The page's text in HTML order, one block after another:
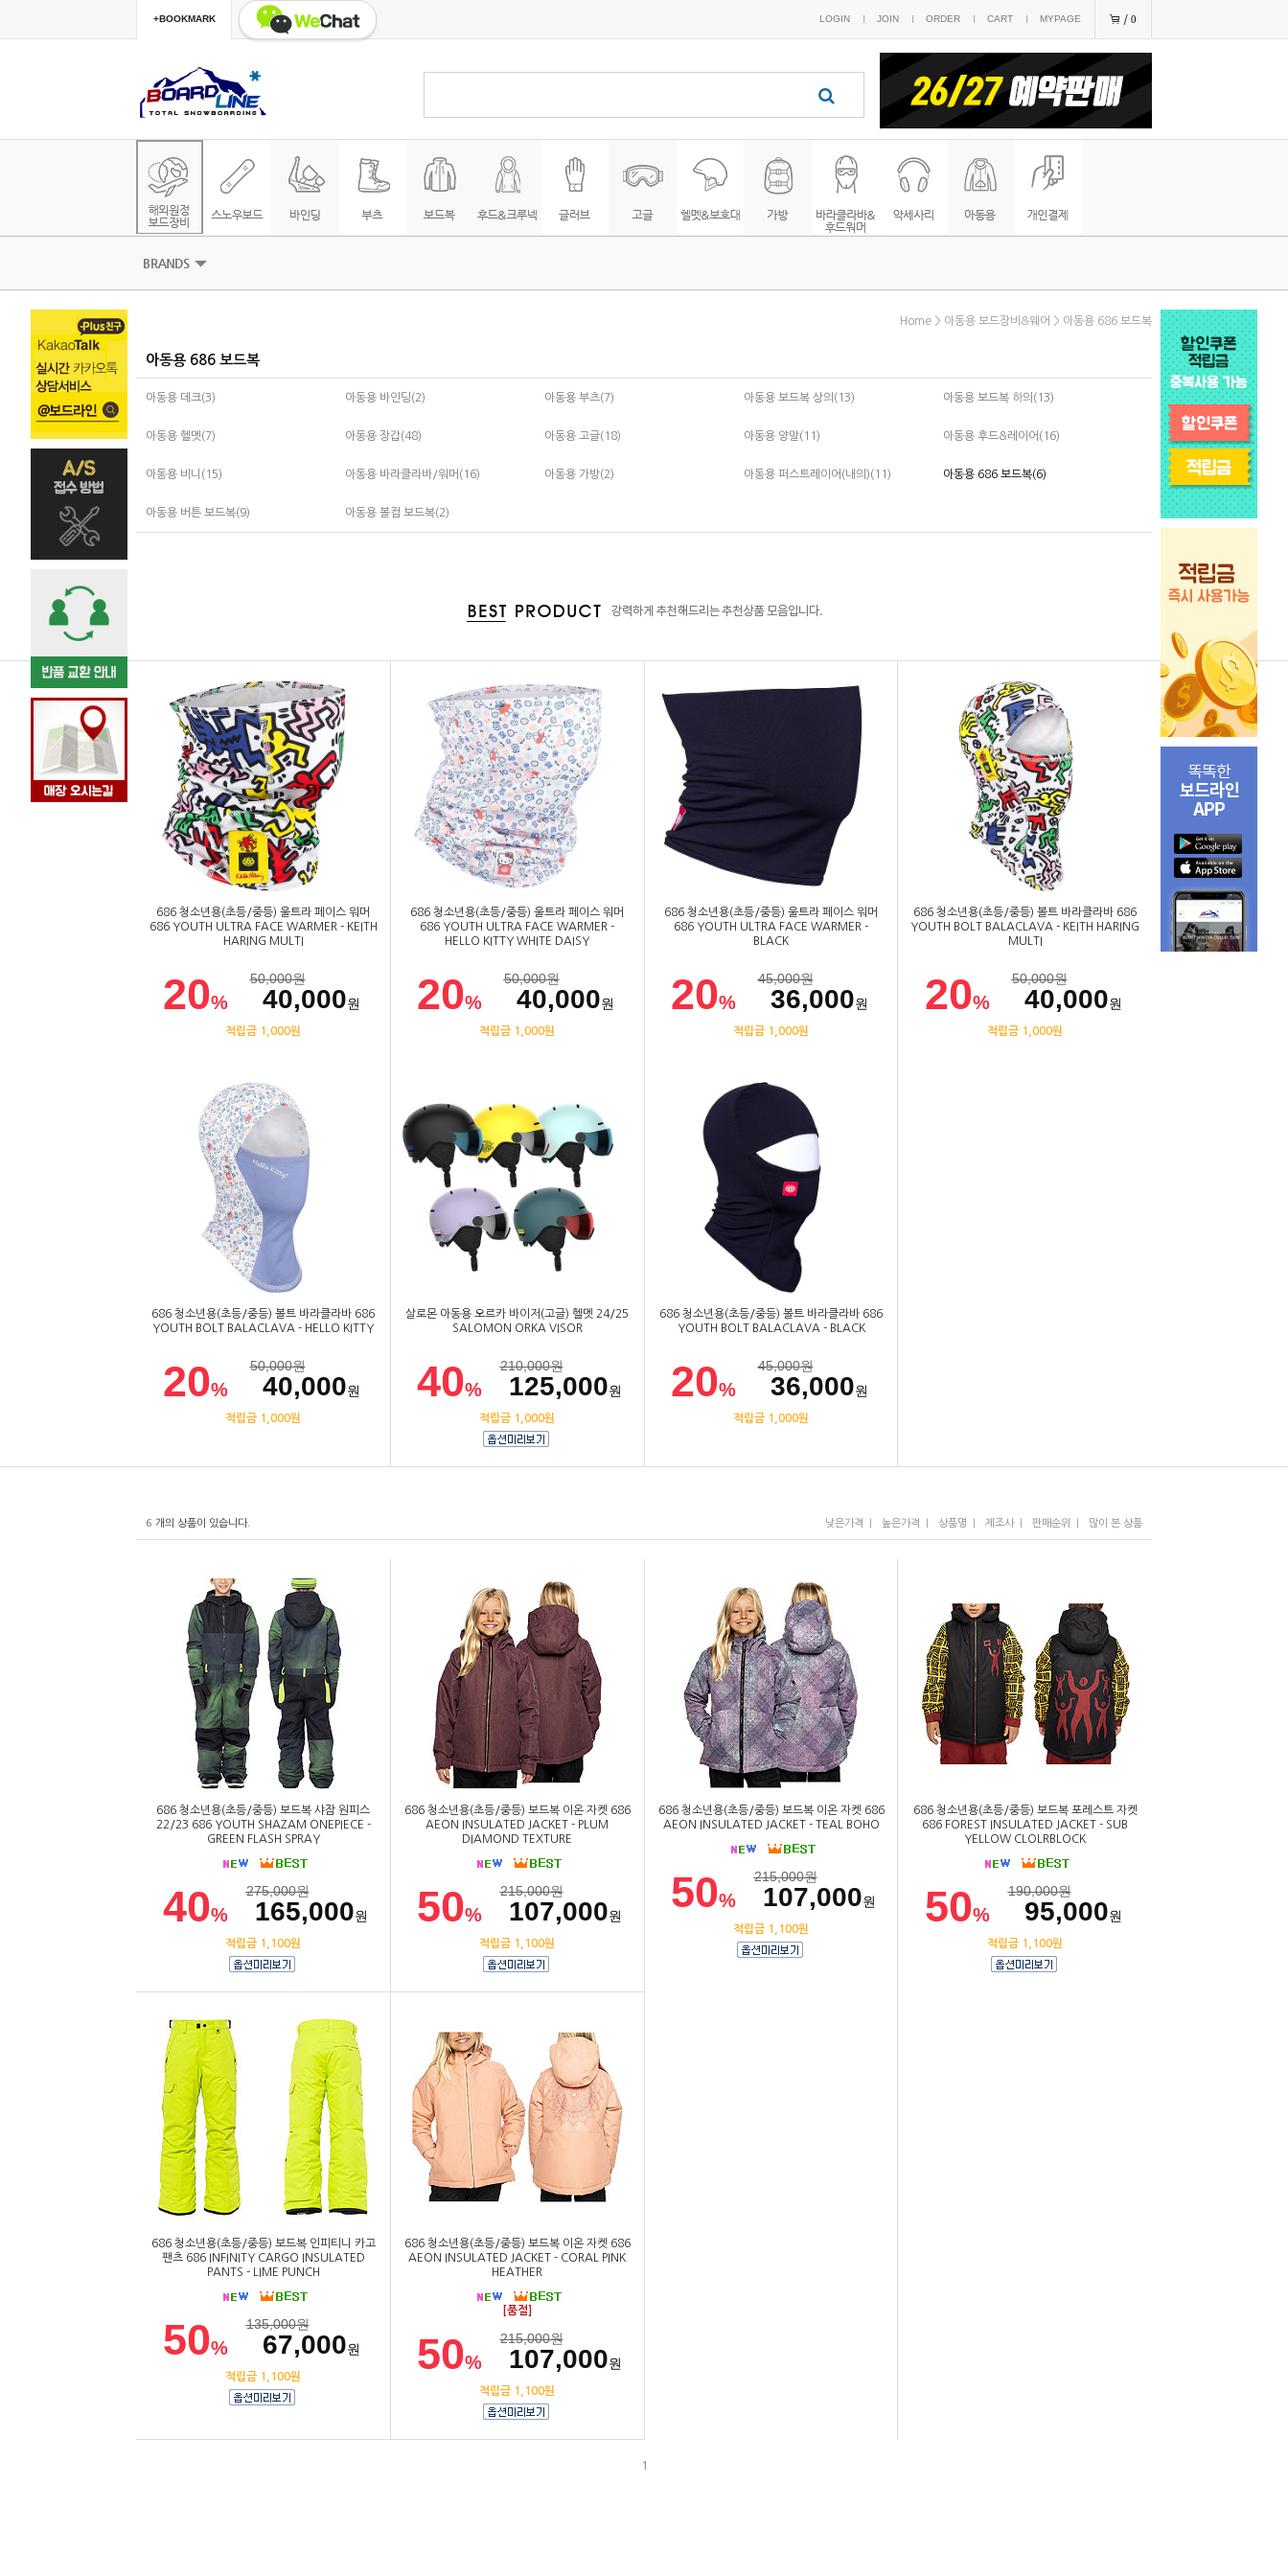
+BOOKMARK LOGIN JOIN ORDER CART MYPAGE 0
Home > 아동용 보드장비&웨어 > 아동용 686 보드복
아동용 686 보드복
아동용 데크(3) 아동용 바인딩(2) 아동용 부츠(7) 아동용 보드복 상의(13) 아동용 보드복 하의(13)
아동용 헬멧(7) 아동용 장갑(48) 아동용 고글(18) 아동용 양말(11) 아동용 후드&레이어(16)
아동용 비니(15) 아동용 바라클라바/워머(16) 아동용 가방(2) 아동용 퍼스트레이어(내의)(11) 아동용 686 보드복(6)
아동용 버튼 보드복(9) 아동용 볼컴 보드복(2)
686 청소년용(초등/중등) 울트라 페이스 워머
686 YOUTH ULTRA FACE WARMER - KEITH
HARING MULTI
20%
50,000원
40,000원
적립금 1,000원
686 청소년용(초등/중등) 울트라 페이스 워머
686 YOUTH ULTRA FACE WARMER -
HELLO KITTY WHITE DAISY
20%
50,000원
40,000원
적립금 1,000원
686 청소년용(초등/중등) 울트라 페이스 워머
686 YOUTH ULTRA FACE WARMER -
BLACK
20%
45,000원
36,000원
적립금 1,000원
686 청소년용(초등/중등) 볼트 바라클라바 686
YOUTH BOLT BALACLAVA - KEITH HARING
MULTI
20%
50,000원
40,000원
적립금 1,000원
686 청소년용(초등/중등) 볼트 바라클라바 686
YOUTH BOLT BALACLAVA - HELLO KITTY
20%
50,000원
40,000원
적립금 1,000원
살로몬 아동용 오르카 바이저(고글) 헬멧 24/25
SALOMON ORKA VISOR
40%
210,000원
125,000원
적립금 1,000원
686 청소년용(초등/중등) 볼트 바라클라바 686
YOUTH BOLT BALACLAVA - BLACK
20%
45,000원
36,000원
적립금 1,000원
6 개의 상품이 있습니다. 낮은가격 I 높은가격 I 상품명 I 제조사I 판매순위 I 많이 본 상품
686 청소년용(초등/중등) 보드복 샤잠 원피스
22/23 686 YOUTH SHAZAM ONEPIECE -
GREEN FLASH SPRAY
40%
275,000원
165,000원
적립금 1,100원
686 청소년용(초등/중등) 보드복 이온 자켓 686
AEON INSULATED JACKET - PLUM
DIAMOND TEXTURE
50%
215,000원
107,000원
적립금 1,100원
686 청소년용(초등/중등) 보드복 이온 자켓 686
AEON INSULATED JACKET - TEAL BOHO
50%
215,000원
107,000원
적립금 1,100원
686 청소년용(초등/중등) 보드복 포레스트 자켓
686 FOREST INSULATED JACKET - SUB
YELLOW CLOLRBLOCK
50%
190,000원
95,000원
적립금 1,100원
686 청소년용(초등/중등) 보드복 인피티니 카고
팬츠 686 INFINITY CARGO INSULATED
PANTS - LIME PUNCH
50%
135,000원
67,000원
적립금 1,100원
686 청소년용(초등/중등) 보드복 이온 자켓 686
AEON INSULATED JACKET - CORAL PINK
HEATHER
[품절]
50%
215,000원
107,000원
적립금 1,100원
1